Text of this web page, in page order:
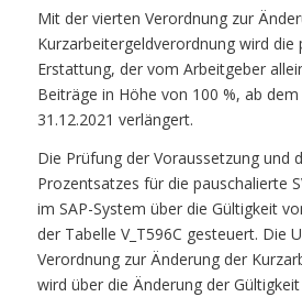
Mit der vierten Verordnung zur
Kurzarbeitergeldverordnung wird die
Erstattung, der vom Arbeitgeber
Beiträge in Höhe von 100 %, ab
31.12.2021 verlängert.
Die Prüfung der Voraussetzung und
Prozentsatzes für die pauschalierte
im SAP-System über die Gültigkeit
der Tabelle V_T596C gesteuert. Die
Verordnung zur Änderung der
wird über die Änderung der